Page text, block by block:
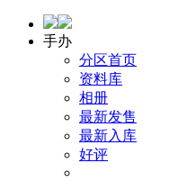
手办
分区首页
资料库
相册
最新发售
最新入库
好评